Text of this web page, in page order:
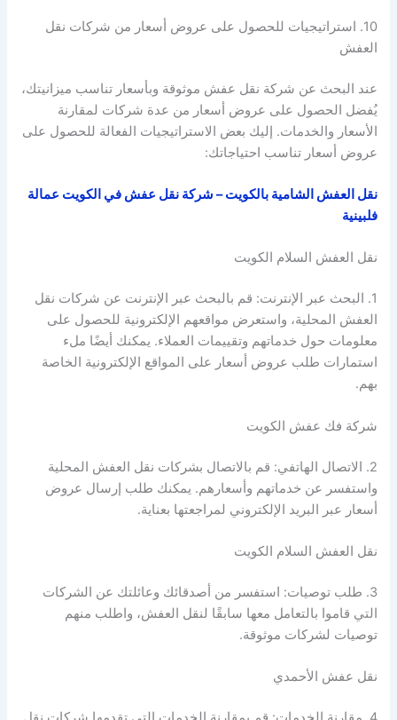
10. استراتيجيات للحصول على عروض أسعار من شركات نقل
العفش
عند البحث عن شركة نقل عفش موثوقة وبأسعار تناسب ميزانيتك،
يُفضل الحصول على عروض أسعار من عدة شركات لمقارنة
الأسعار والخدمات. إليك بعض الاستراتيجيات الفعالة للحصول على
عروض أسعار تناسب احتياجاتك:
نقل العفش الشامية بالكويت – شركة نقل عفش في الكويت عمالة
فلبينية
نقل العفش السلام الكويت
1. البحث عبر الإنترنت: قم بالبحث عبر الإنترنت عن شركات نقل
العفش المحلية، واستعرض مواقعهم الإلكترونية للحصول على
معلومات حول خدماتهم وتقييمات العملاء. يمكنك أيضًا ملء
استمارات طلب عروض أسعار على المواقع الإلكترونية الخاصة
بهم.
شركة فك عفش الكويت
2. الاتصال الهاتفي: قم بالاتصال بشركات نقل العفش المحلية
واستفسر عن خدماتهم وأسعارهم. يمكنك طلب إرسال عروض
أسعار عبر البريد الإلكتروني لمراجعتها بعناية.
نقل العفش السلام الكويت
3. طلب توصيات: استفسر من أصدقائك وعائلتك عن الشركات
التي قاموا بالتعامل معها سابقًا لنقل العفش، واطلب منهم
توصيات لشركات موثوقة.
نقل عفش الأحمدي